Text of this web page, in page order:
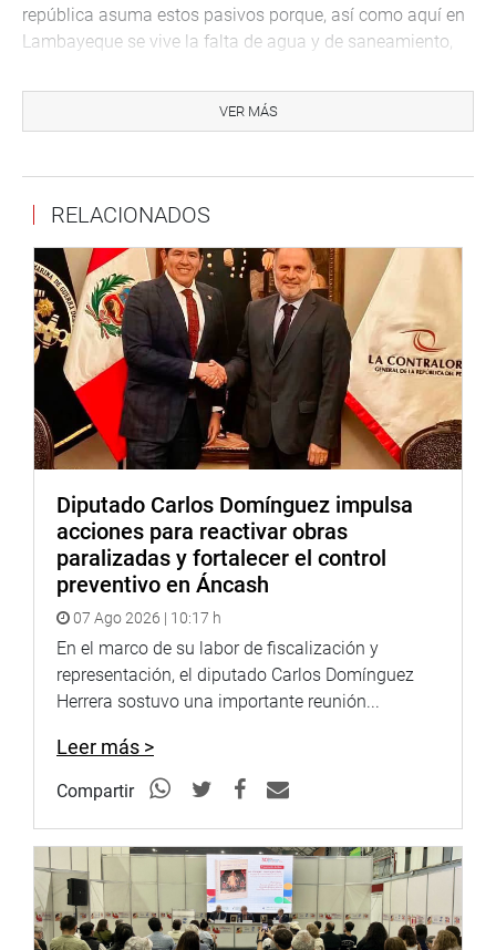
república asuma estos pasivos porque, así como aquí en
Lambayeque se vive la falta de agua y de saneamiento,
San Juan de Lurigancho y otros».
Durante la reunión tomaron la palabra los alcaldes
entre otros.
Además, participaron representantes de pueblos jóvenes,
de la federación de trabajadores de agua potable, del
sindicato de Epsel y otros gremios.
Lima, 9 de noviembre de 2021
DESPACHO CONGRESAL
VER MÁS
RELACIONADOS
Diputado Carlos Domínguez impulsa
acciones para reactivar obras
paralizadas y fortalecer el control
preventivo en Áncash
07 Ago 2026 | 10:17 h
En el marco de su labor de fiscalización y
representación, el diputado Carlos Domínguez
Herrera sostuvo una importante reunión...
Leer más >
Compartir